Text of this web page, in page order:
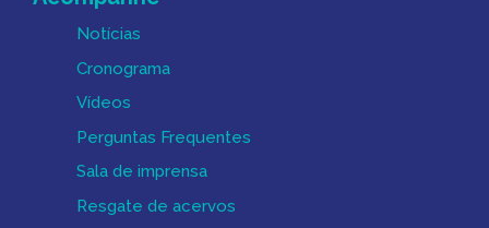
Notícias
Cronograma
Vídeos
Perguntas Frequentes
Sala de imprensa
Resgate de acervos